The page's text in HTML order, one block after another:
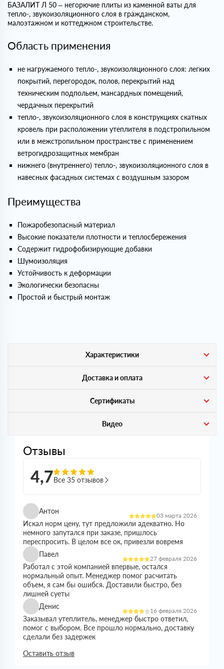
БАЗАЛИТ Л 50 – негорючие плиты из каменной ваты для
тепло-, звукоизоляционного слоя в гражданском,
малоэтажном и коттеджном строительстве.
Область применения
не нагружаемого тепло-, звукоизоляционного слоя: легких
покрытий, перегородок, полов, перекрытий над
техническим подпольем, мансардных помещений,
чердачных перекрытий
тепло-, звукоизоляционного слоя в конструкциях скатных
кровель при расположении утеплителя в подстропильном
или в межстропильном пространстве с применением
ветрогидрозащитных мембран
нижнего (внутреннего) тепло-, звукоизоляционного слоя в
навесных фасадных системах с воздушным зазором
Преимущества
Пожаробезопасный материал
Высокие показатели плотности и теплосбережения
Содержит гидрофобизирующие добавки
Шумоизоляция
Устойчивость к деформации
Экологически безопасны
Простой и быстрый монтаж
Характеристики
Доставка и оплата
Сертификаты
Видео
Отзывы
4,7Все 35 отзывов
Антон
03 марта 2026
Искал норм цену, тут предложили адекватно. Но
немного запутался при заказе, пришлось
переспросить. В целом все ок, привезли вовремя
Павел
27 февраля 2026
Работал с этой компанией впервые, остался
нормальный опыт. Менеджер помог расчитать
объем, я сам бы ошибся. Доставили быстро, без
лишней суеты
Денис
16 февраля 2026
Заказывал утеплитель, менеджер быстро ответил,
помог с выбором. Все прошло нормально, доставку
сделали без задержек
Оставить отзыв